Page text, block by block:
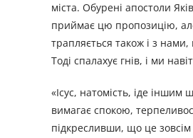
міста. Обурені апостоли
приймає цю пропозицію,
трапляється також і з
Тоді спалахує гнів, і ми
«Ісус, натомість, іде
вимагає спокою,
підкресливши, що це зовсім